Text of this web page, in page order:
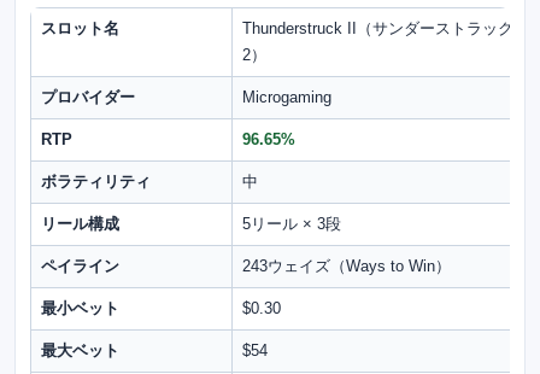
スロット名
Thunderstruck II（サンダーストラック
2）
プロバイダー Microgaming
RTP 96.65%
ボラティリティ 中
リール構成 5リール × 3段
ペイライン 243ウェイズ（Ways to Win）
最小ベット $0.30
最大ベット $54